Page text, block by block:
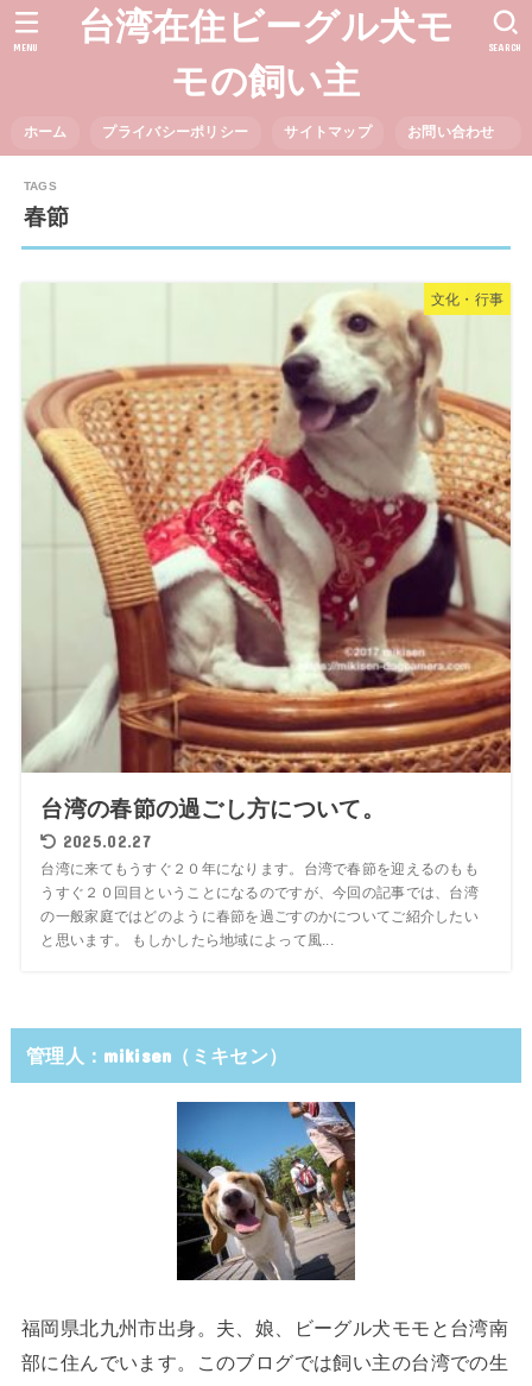
台湾在住ビーグル犬モ
モの飼い主
ホーム プライバシーポリシー サイトマップ お問い合わせ
SEARCH
MENU
春節
文化・行事
台湾の春節の過ごし方について。
2025.02.27
台湾に来てもうすぐ２０年になります。台湾で春節を迎えるのもも
うすぐ２０回目ということになるのですが、今回の記事では、台湾
の一般家庭ではどのように春節を過ごすのかについてご紹介したい
と思います。 もしかしたら地域によって風...
管理人：mikisen（ミキセン）
福岡県北九州市出身。夫、娘、ビーグル犬モモと台湾南
部に住んでいます。このブログでは飼い主の台湾での生